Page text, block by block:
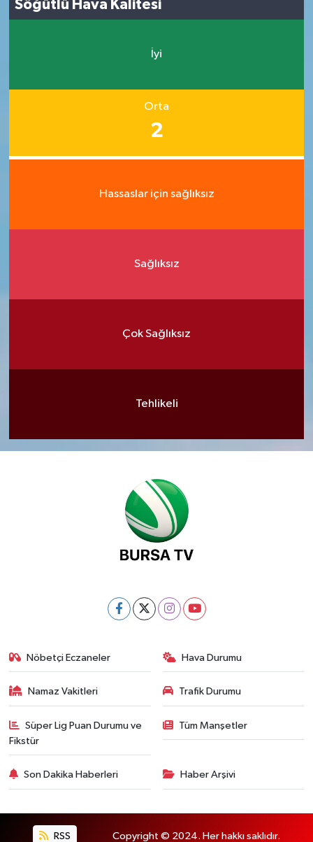
Söğütlü Hava Kalitesi
İyi
Orta
2
Hassaslar için sağlıksız
Sağlıksız
Çok Sağlıksız
Tehlikeli
Nöbetçi Eczaneler Hava Durumu
Namaz Vakitleri Trafik Durumu
Süper Lig Puan Durumu ve
Fikstür
Tüm Manşetler
Son Dakika Haberleri Haber Arşivi
RSS Copyright © 2024. Her hakkı saklıdır.